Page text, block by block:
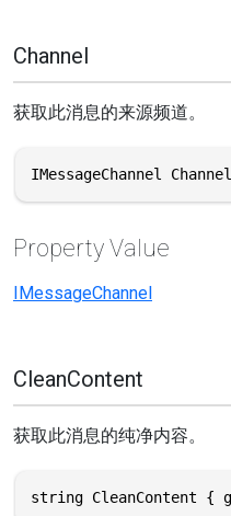
Channel
获取此消息的来源频道。
IMessageChannel
Property Value
IMessageChannel
CleanContent
获取此消息的纯净内容。
string CleanContent {